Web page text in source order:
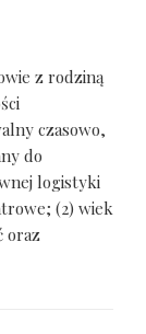
z rodziną
czasowo,
do
logistyki
(2) wiek
oraz